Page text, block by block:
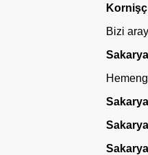
Bizi